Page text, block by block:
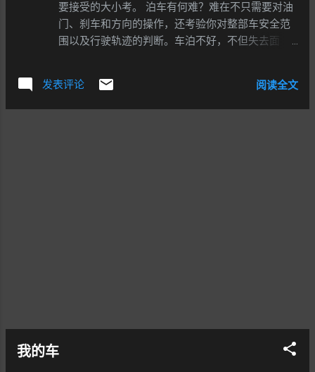
要接受的大小考。 泊车有何难？难在不只需要对油
门、刹车和方向的操作，还考验你对整部车安全范
围以及行驶轨迹的判断。车泊不好，不但失去面
的泊车呢？ 下面，我们将为大家演示倒车入库的基
本要领，同时分析一些典型的错误，旨在提高大家
发表评论 阅读全文
我的车